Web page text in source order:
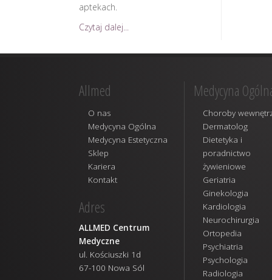
aptekach.
Czytaj dalej...
Allmed
O nas
Medycyna Ogólna
Medycyna Estetyczna
Sklep
Kariera
Kontakt
Adres
ALLMED Centrum
Medyczne
ul. Kościuszki 1d
67-100 Nowa Sól
Medycyna
Choroby
Dermatolog
Dietetyka i
poradnictwo
żywieniowe
Geriatria
Ginekologia
Kardiologia
Neurochirurgia
Ortopedia
Psychiatria
Psychologia
Radiologia